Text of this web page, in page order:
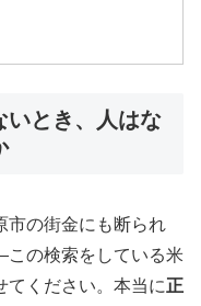
いとき、人はな
市の街金にも断られ
の検索をしている米
てください。本当に正